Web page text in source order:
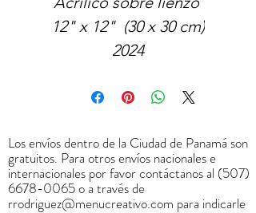
12" x 12" (30 x 30 cm)
2024
Los envíos dentro de la Ciudad de Panamá son
gratuitos. Para otros envíos nacionales e
internacionales por favor contáctanos al (507)
6678-0065o a través de
rrodriguez@menucreativo.com para indicarle